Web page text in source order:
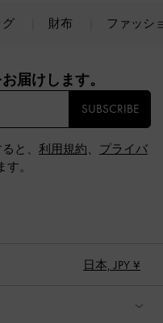
財布 ファッシ
届けします。​
SUBSCRIBE
と、 利用規約、 プライバ
。
日本, JPY ¥